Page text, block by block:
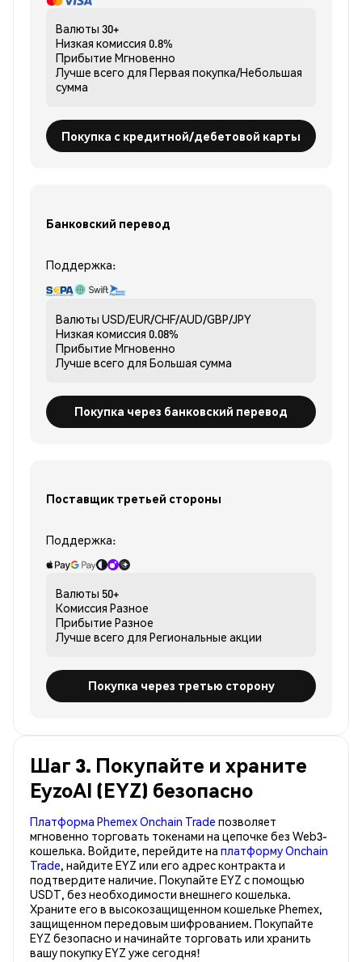
Валюты 30+
Низкая комиссия 0.8%
Прибытие Мгновенно
Лучше всего для Первая покупка/Небольшая
сумма
Покупка с кредитной/дебетовой карты
Банковский перевод
Поддержка:
Валюты USD/EUR/CHF/AUD/GBP/JPY
Низкая комиссия 0.08%
Прибытие Мгновенно
Лучше всего для Большая сумма
Покупка через банковский перевод
Поставщик третьей стороны
Поддержка:
Валюты 50+
Комиссия Разное
Прибытие Разное
Лучше всего для Региональные акции
Покупка через третью сторону
Шаг 3. Покупайте и храните
EyzoAI (EYZ) безопасно
Платформа Phemex Onchain Trade позволяет
мгновенно торговать токенами на цепочке без Web3-
кошелька. Войдите, перейдите на платформу Onchain
Trade, найдите EYZ или его адрес контракта и
подтвердите наличие. Покупайте EYZ с помощью
USDT, без необходимости внешнего кошелька.
Храните его в высокозащищенном кошельке Phemex,
защищенном передовым шифрованием. Покупайте
EYZ безопасно и начинайте торговать или хранить
вашу покупку EYZ уже сегодня!